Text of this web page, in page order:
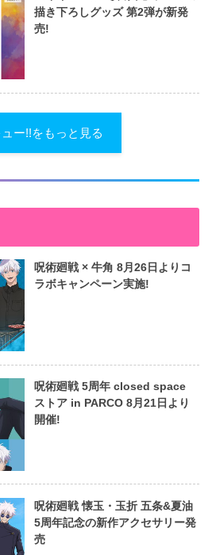
描き下ろしグッズ 第2弾が新発
売!
ー!!をもっと見る
呪術廻戦 × 牛角 8月26日よりコ
ラボキャンペーン実施!
呪術廻戦 5周年 closed space
ストア in PARCO 8月21日より
開催!
呪術廻戦 懐玉・玉折 五条&夏油
5周年記念の新作アクセサリー発
売